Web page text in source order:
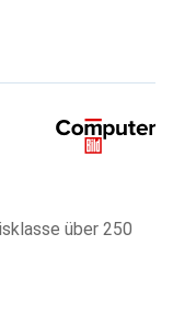
über 250